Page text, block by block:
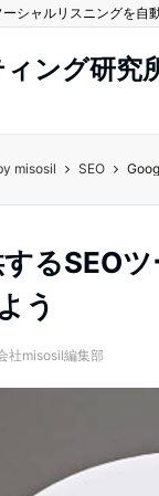
シャルリスニングを自
ング研究
misosil SEO
るSEO
う
社misosil編集部